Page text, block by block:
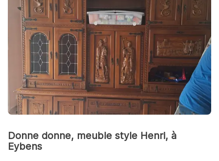
Donne donne, meuble style Henri, à
Eybens